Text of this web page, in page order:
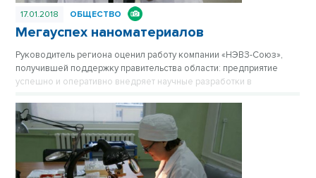
17.01.2018 ОБЩЕСТВО
Мегауспех наноматериалов
Руководитель региона оценил работу компании «НЭВЗ-Союз»,
получившей поддержку правительства области: предприятие
успешно и оперативно внедряет научные разработки в